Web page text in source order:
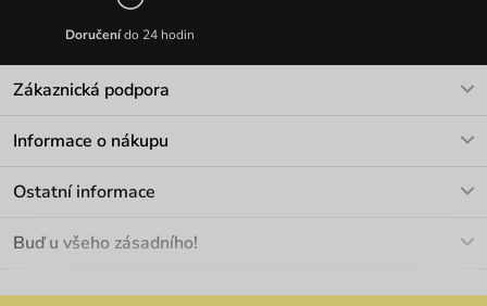
Doručenído 24 hodin
Zákaznická podpora
Informace o nákupu
Materiály a údržba
Ostatní informace
Velkoobchod
Buď u všeho zásadního!